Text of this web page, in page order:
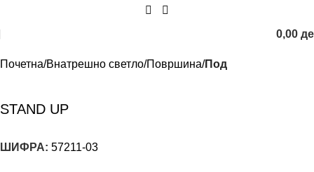
0,00
Почетна Внатрешно светло Површина Под
STAND UP
ШИФРА: 57211-03